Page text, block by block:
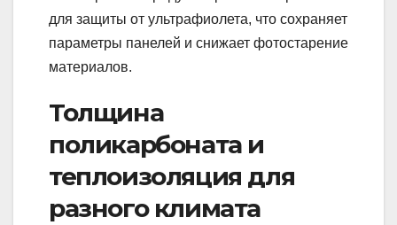
для защиты от ультрафиолета, что сохраняет
параметры панелей и снижает фотостарение
материалов.
Толщина
поликарбоната и
теплоизоляция для
разного климата